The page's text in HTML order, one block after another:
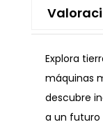
Explora
máquinas
descubre
a un futuro